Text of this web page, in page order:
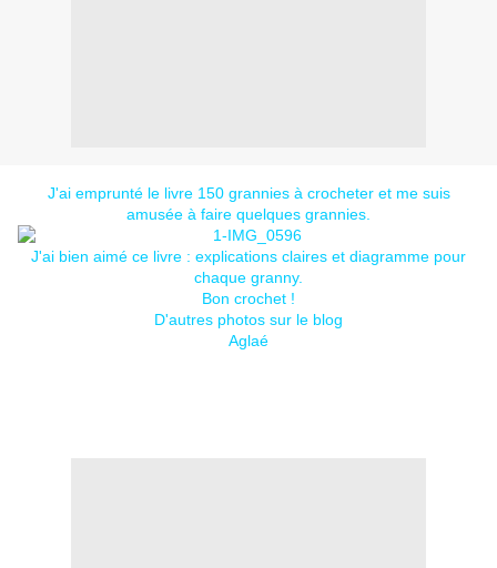
J'ai emprunté le livre 150 grannies à crocheteret me suis
amusée à faire quelques grannies.
J'ai bien aimé ce livre : explications claires et diagramme pour
chaque granny.
Bon crochet !
D'autres photos sur le blog
Aglaé